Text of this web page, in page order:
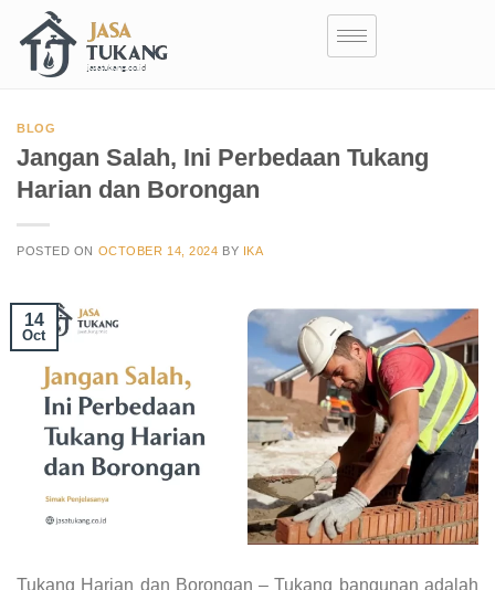
BLOG
Jangan Salah, Ini Perbedaan Tukang
Harian dan Borongan
POSTED ON OCTOBER 14, 2024 BY IKA
14
Oct
Tukang Harian dan Borongan – Tukang bangunan adalah